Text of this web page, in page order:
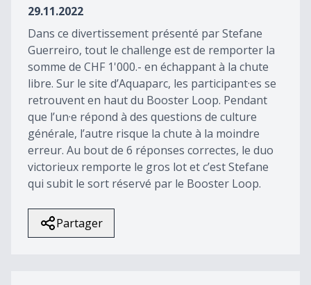
29.11.2022
Dans ce divertissement présenté par Stefane
Guerreiro, tout le challenge est de remporter la
somme de CHF 1'000.- en échappant à la chute
libre. Sur le site d’Aquaparc, les participant·es se
retrouvent en haut du Booster Loop. Pendant
que l’un·e répond à des questions de culture
générale, l’autre risque la chute à la moindre
erreur. Au bout de 6 réponses correctes, le duo
victorieux remporte le gros lot et c’est Stefane
qui subit le sort réservé par le Booster Loop.
Partager